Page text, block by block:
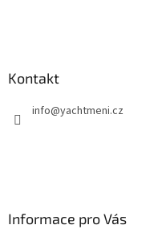
Kontakt
info@yachtmeni.cz
Informace pro Vás